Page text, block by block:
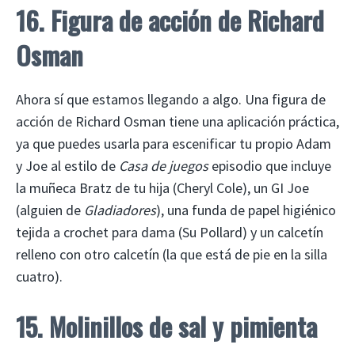
16. Figura de acción de Richard
Osman
Ahora sí que estamos llegando a algo. Una figura de
acción de Richard Osman tiene una aplicación práctica,
ya que puedes usarla para escenificar tu propio Adam
y Joe al estilo de Casa de juegosepisodio que incluye
la muñeca Bratz de tu hija (Cheryl Cole), un GI Joe
(alguien de Gladiadores), una funda de papel higiénico
tejida a crochet para dama (Su Pollard) y un calcetín
relleno con otro calcetín (la que está de pie en la silla
cuatro).
15. Molinillos de sal y pimienta